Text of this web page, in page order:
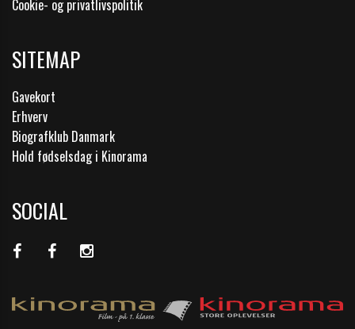
Cookie- og privatlivspolitik
SITEMAP
Gavekort
Erhverv
Biografklub Danmark
Hold fødselsdag i Kinorama
SOCIAL